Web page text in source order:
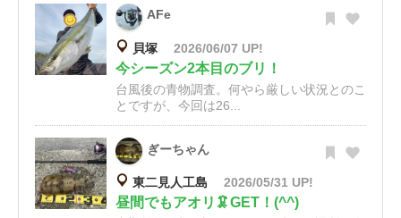
AFe
貝塚 2026/06/07 UP!
今シーズン2本目のブリ！
台風後の青物調査。何やら厳しい状況とのこ
とですが、今回は26...
ぎーちゃん
東二見人工島 2026/05/31 UP!
昼間でもアオリ🦑GET！(^^)